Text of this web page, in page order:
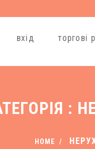
вхід торгові
:
HOME /